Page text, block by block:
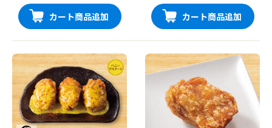
カート商品追加 カート商品追加